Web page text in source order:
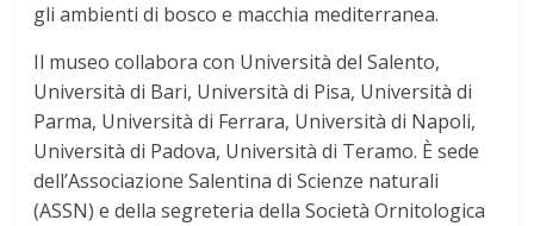
gli ambienti di bosco e macchia mediterranea.
Il museo collabora con Università del Salento,
Università di Bari, Università di Pisa, Università di
Parma, Università di Ferrara, Università di Napoli,
Università di Padova, Università di Teramo. È sede
dell’Associazione Salentina di Scienze naturali
(ASSN) e della segreteria della Società Ornitologica